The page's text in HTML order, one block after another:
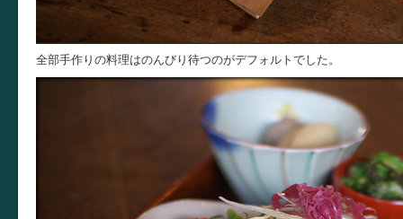
全部手作りの料理はのんびり待つのがデフォルトでした。